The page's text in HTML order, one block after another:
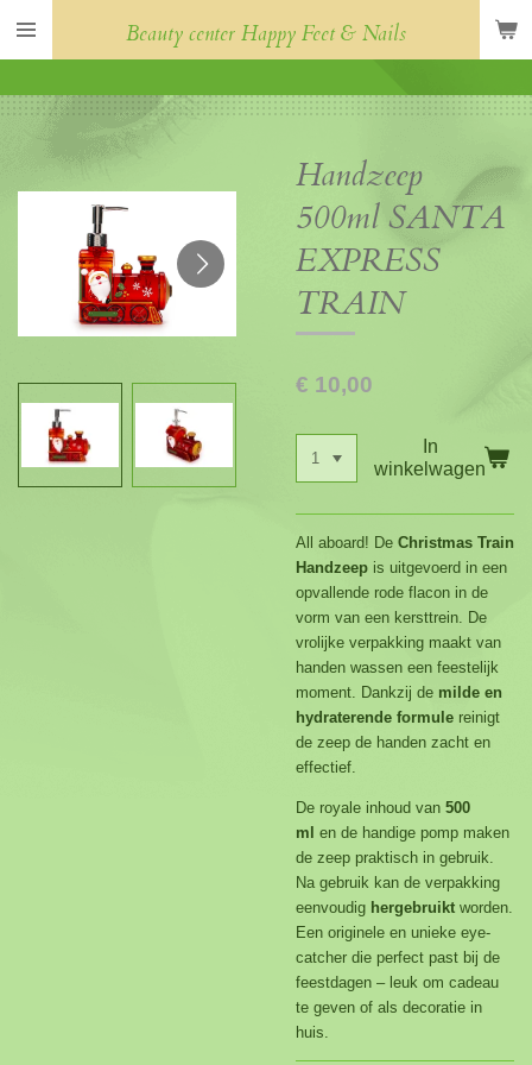
Ga
de
Beauty center Happy Feet & Nails
Handzeep
500ml SANTA
EXPRESS
TRAIN
€ 10,00
In
winkelwagen
All aboard! De Christmas Train
Handzeep is uitgevoerd in een
opvallende rode flacon in de
vorm van een kersttrein. De
vrolijke verpakking maakt van
handen wassen een feestelijk
moment. Dankzij de milde en
hydraterende formule reinigt
de zeep de handen zacht en
effectief.
De royale inhoud van 500
ml en de handige pomp maken
de zeep praktisch in gebruik.
Na gebruik kan de verpakking
eenvoudig hergebruikt worden.
Een originele en unieke eye-
catcher die perfect past bij de
feestdagen – leuk om cadeau
te geven of als decoratie in
huis.